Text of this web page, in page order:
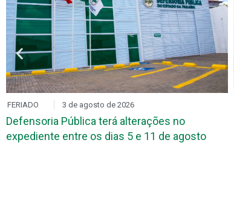
FERIADO 3 de agosto de 2026
Defensoria Pública terá alterações no
expediente entre os dias 5 e 11 de agosto